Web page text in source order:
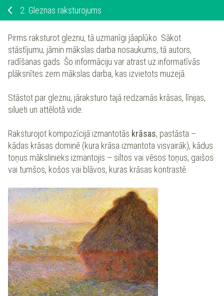
2. Gleznas raksturojums
Pirms raksturot gleznu, tā uzmanīgi jāaplūko. Sākot
stāstījumu, jāmin mākslas darba nosaukums, tā autors,
radīšanas gads. Šo informāciju var atrast uz informatīvās
plāksnītes zem mākslas darba, kas izvietots muzejā.
Stāstot par gleznu, jāraksturo tajā redzamās krāsas, līnijas,
silueti un attēlotā vide.
Raksturojot kompozīcijā izmantotās krāsas, pastāsta –
kādas krāsas dominē (kura krāsa izmantota visvairāk), kādus
toņus mākslinieks izmantojis – siltos vai vēsos toņus, gaišos
vai tumšos, košos vai blāvos, kuras krāsas kontrastē.